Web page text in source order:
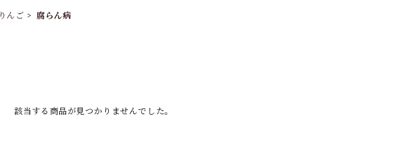
りんご 腐らん病
該当する商品が見つかりませんでした。